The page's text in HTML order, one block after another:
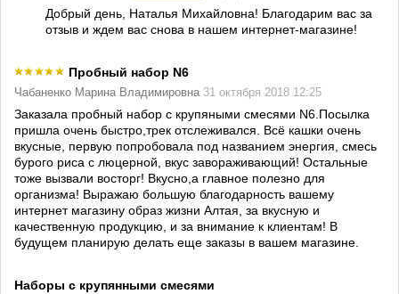
Добрый день, Наталья Михайловна! Благодарим вас за
отзыв и ждем вас снова в нашем интернет-магазине!
Пробный набор N6
Чабаненко Марина Владимировна 31 октября 2018 12:25
Заказала пробный набор с крупяными смесями N6.Посылка
пришла очень быстро,трек отслеживался. Всё кашки очень
вкусные, первую попробовала под названием энергия, смесь
бурого риса с люцерной, вкус завораживающий! Остальные
тоже вызвали восторг! Вкусно,а главное полезно для
организма! Выражаю большую благодарность вашему
интернет магазину образ жизни Алтая, за вкусную и
качественную продукцию, и за внимание к клиентам! В
будущем планирую делать еще заказы в вашем магазине.
Наборы с крупянными смесями